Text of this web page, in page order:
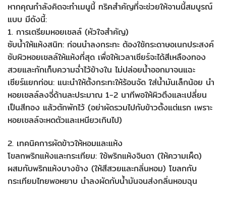
หากคุณกำลังคิดจะทำเมนูนี้ ทริคสำคัญที่จะช่วยให้จานนี้สมบูรณ์
แบบ มีดังนี้:
1. การเตรียมหอยเชลล์ (หัวใจสำคัญ)
ซับน้ำให้แห้งสนิท: ก่อนนำลงกระทะ ต้องใช้กระดาษอเนกประสงค์
ซับผิวหอยเชลล์ให้แห้งที่สุด เพื่อให้เวลาเซียร์จะได้สีเหลืองทอง
สวยและกักเก็บความฉ่ำไว้ข้างใน ไม่ปล่อยน้ำออกมาจนแฉะ
เซียร์แยกก่อน: แนะนำให้ตั้งกระทะให้ร้อนจัด ใส่น้ำมันเล็กน้อย นำ
หอยเชลล์ลงจี่ด้านละประมาณ 1-2 นาทีพอให้ผิวตึงและเปลี่ยน
เป็นสีทอง แล้วตักพักไว้ (อย่าผัดรวมไปกับข้าวตั้งแต่แรก เพราะ
หอยเชลล์จะหดตัวและเหนียวเกินไป)
2. เทคนิคการผัดข้าวให้หอมและแห้ง
โขลกพริกแห้งและกระเทียม: ใช้พริกแห้งจินดา (ให้ความเผ็ด)
ผสมกับพริกแห้งบางช้าง (ให้สีสวยและกลิ่นหอม) โขลกกับ
กระเทียมไทยพอหยาบ นำลงผัดกับน้ำมันจนส่งกลิ่นหอมฉุน